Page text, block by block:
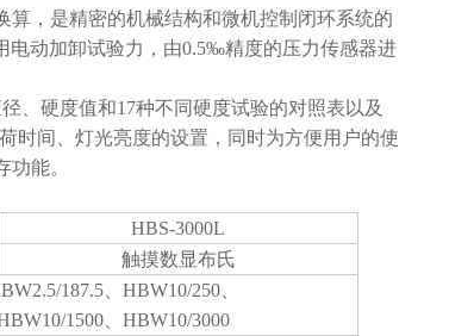
，是精密的机械结构和微机控制闭环系统的
电动加卸试验力，由0.5‰精度的压力传感器进
、硬度值和17种不同硬度试验的对照表以及
时间、灯光亮度的设置，同时为方便用户的使
能。
HBS-3000L
触摸数显布氏
187.5、HBW10/250、
1500、HBW10/3000